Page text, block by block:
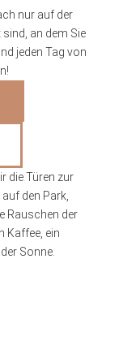
nur auf der
an dem Sie
jeden Tag von
die Türen zur
den Park,
Rauschen der
Kaffee, ein
Sonne.